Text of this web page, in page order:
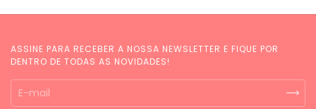
ASSINE PARA RECEBER A NOSSA NEWSLETTER E FIQUE POR
DENTRO DE TODAS AS NOVIDADES!